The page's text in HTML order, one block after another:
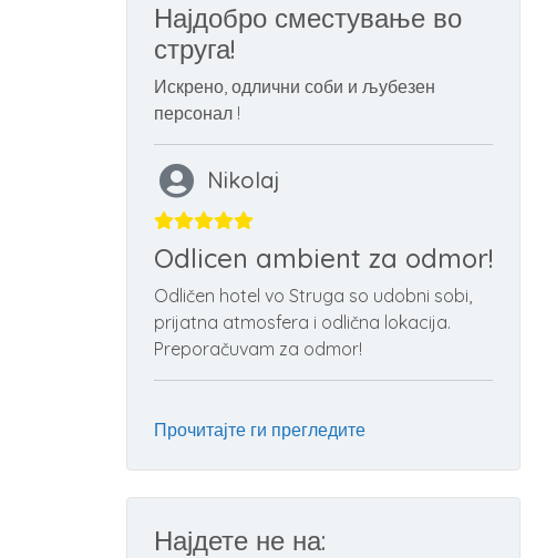
Најдобро сместување во
струга!
Искрено, одлични соби и љубезен
персонал !
Nikolaj
Odlicen ambient za odmor!
Odličen hotel vo Struga so udobni sobi,
prijatna atmosfera i odlična lokacija.
Preporačuvam za odmor!
Прочитајте ги прегледите
Најдете не на: